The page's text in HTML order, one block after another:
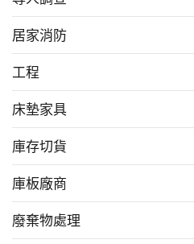
居家消防
工程
床墊家具
庫存切貨
庫板廠商
廢棄物處理